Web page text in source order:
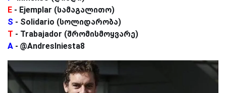
E - Ejemplar (სამაგალითო)
S - Solidario (სოლიდარობა)
T - Trabajador (შრომისმოყვარე)
A - @AndresIniesta8